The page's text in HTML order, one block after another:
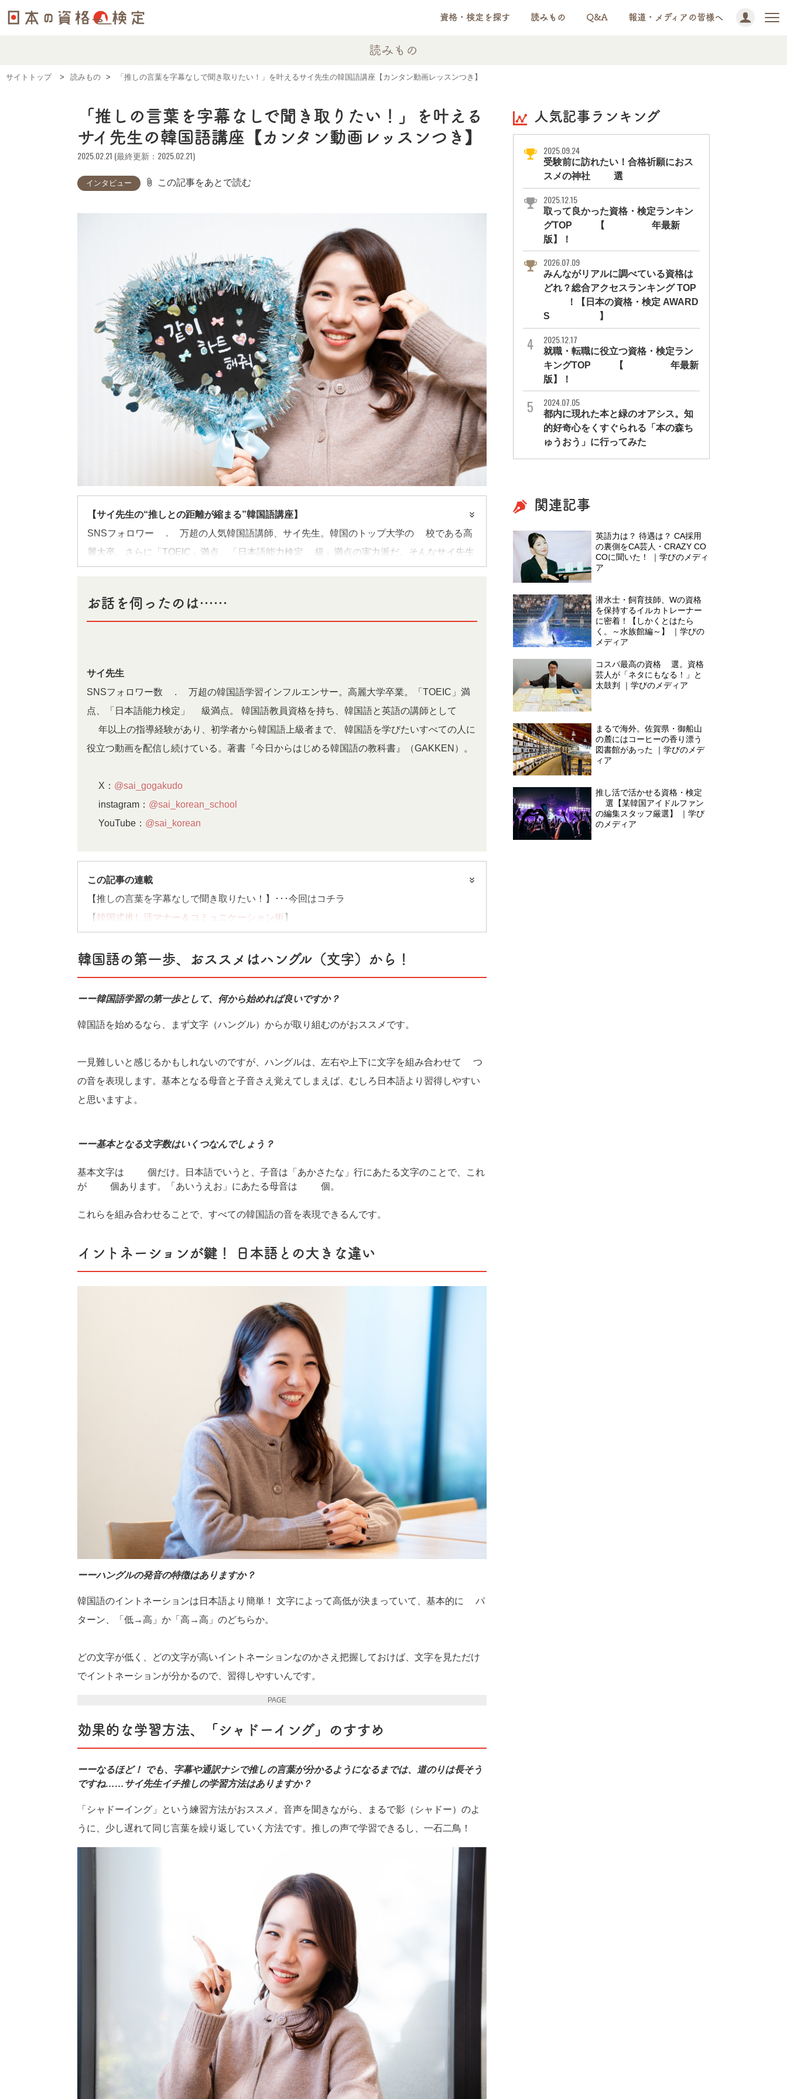
資格・検定を探す 読みもの Q&A 報道・メディアの皆様へ
読みもの
サイトトップ 読みもの 「推しの言葉を字幕なしで聞き取りたい！」を叶えるサイ先生の韓国語講座【カンタン動画レッスンつき】
「推しの言葉を字幕なしで聞き取りたい！」を叶える
サイ先生の韓国語講座【カンタン動画レッスンつき】
2025.02.21 (最終更新：2025.02.21)
インタビュー attach_file この記事をあとで読む
【サイ先生の“推しとの距離が縮まる”韓国語講座】
SNSフォロワー4.5万超の人気韓国語講師、サイ先生。韓国のトップ大学の1校である高
麗大卒。さらに「TOEIC」満点、「日本語能力検定1級」満点の実力派だ。そんなサイ先生
お話を伺ったのは……
サイ先生
SNSフォロワー数4.5万超の韓国語学習インフルエンサー。高麗大学卒業。「TOEIC」満
点、「日本語能力検定」1級満点。 韓国語教員資格を持ち、韓国語と英語の講師として1
0年以上の指導経験があり、初学者から韓国語上級者まで、 韓国語を学びたいすべての人に
役立つ動画を配信し続けている。著書『今日からはじめる韓国語の教科書』（GAKKEN）。
▶X： @sai_gogakudo
▶instagram： @sai_korean_school
▶YouTube： @sai_korean
この記事の連載
【推しの言葉を字幕なしで聞き取りたい！】･･･今回はコチラ
【 韓国式推し活マナー＆コミュニケーション術 】
【韓国の勉強事情～勉強デートから資格、文具まで】
韓国語の第一歩、おススメはハングル（文字）から！
ーー韓国語学習の第一歩として、何から始めれば良いですか？
韓国語を始めるなら、まず文字（ハングル）からが取り組むのがおススメです。
一見難しいと感じるかもしれないのですが、ハングルは、左右や上下に文字を組み合わせて1つ
の音を表現します。基本となる母音と子音さえ覚えてしまえば、むしろ日本語より習得しやすい
と思いますよ。
ーー基本となる文字数はいくつなんでしょう？
基本文字は24個だけ。日本語でいうと、子音は「あかさたな」行にあたる文字のことで、これ
が14個あります。「あいうえお」にあたる母音は10個。
これらを組み合わせることで、すべての韓国語の音を表現できるんです。
イントネーションが鍵！ 日本語との大きな違い
ーーハングルの発音の特徴はありますか？
韓国語のイントネーションは日本語より簡単！ 文字によって高低が決まっていて、基本的に2パ
ターン、「低→高」か「高→高」のどちらか。
どの文字が低く、どの文字が高いイントネーションなのかさえ把握しておけば、文字を見ただけ
でイントネーションが分かるので、習得しやすいんです。
PAGE 2
効果的な学習方法、「シャドーイング」のすすめ
ーーなるほど！ でも、字幕や通訳ナシで推しの言葉が分かるようになるまでは、道のりは長そう
ですね……サイ先生イチ推しの学習方法はありますか？
「シャドーイング」という練習方法がおススメ。音声を聞きながら、まるで影（シャドー）のよ
うに、少し遅れて同じ言葉を繰り返していく方法です。推しの声で学習できるし、一石二鳥！
人気記事ランキング
2025.09.24
受験前に訪れたい！合格祈願におス
スメの神社11選
2025.12.15
取って良かった資格・検定ランキン
グTOP10【2026年最新
版】！
2026.07.09
みんながリアルに調べている資格は
どれ？総合アクセスランキング TOP
10！【日本の資格・検定 AWARD
S 2026】
2025.12.17
就職・転職に役立つ資格・検定ラン
キングTOP30【2026年最新
版】！
2024.07.05
都内に現れた本と緑のオアシス。知
的好奇心をくすぐられる「本の森ち
ゅうおう」に行ってみた
関連記事
英語力は？ 待遇は？ CA採用
の裏側をCA芸人・CRAZY CO
COに聞いた！ ｜学びのメディ
ア
潜水士・飼育技師、Wの資格
を保持するイルカトレーナー
に密着！【しかくとはたら
く。～水族館編～】 ｜学びの
メディア
コスパ最高の資格3選。資格
芸人が「ネタにもなる！」と
太鼓判 ｜学びのメディア
まるで海外。佐賀県・御船山
の麓にはコーヒーの香り漂う
図書館があった ｜学びのメデ
ィア
推し活で活かせる資格・検定
5選【某韓国アイドルファン
の編集スタッフ厳選】 ｜学び
のメディア